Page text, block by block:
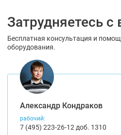
Затрудняетесь
Бесплатная консультация и
оборудования.
Александр Кондраков
рабочий:
7 (495) 223-26-12 доб. 1310